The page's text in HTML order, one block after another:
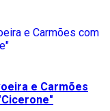
e Carmões